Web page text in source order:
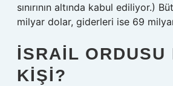
sınırının altında kabul ediliyor.)
milyar dolar, giderleri ise 69
İSRAIL ORDUSU
KIŞI?